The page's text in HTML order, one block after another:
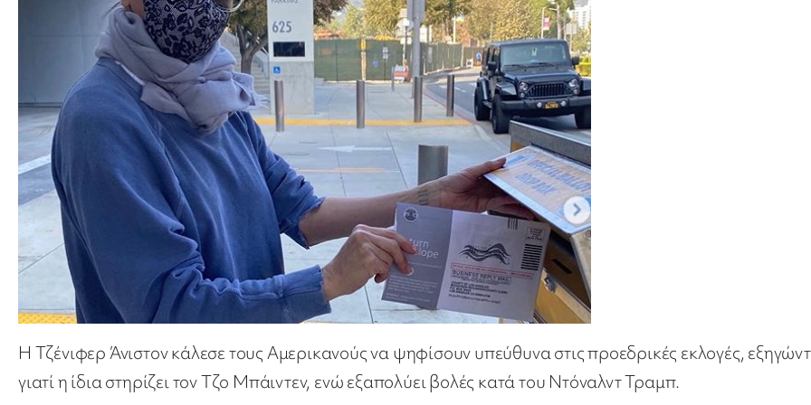
Η Τζένιφερ Άνιστον κάλεσε τους Αμερικανούς να ψηφίσουν υπεύθυνα στις προεδρικές εκλογές,
γιατί η ίδια στηρίζει τον Τζο Μπάιντεν, ενώ εξαπολύει βολές κατά του Ντόναλντ Τραμπ.